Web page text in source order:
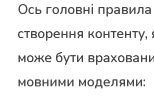
Ось головні правила
створення контенту,
може бути
мовними моделями: